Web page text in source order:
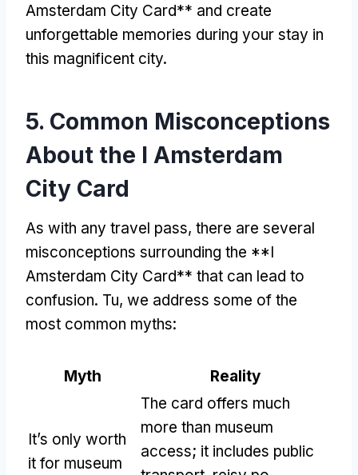
Amsterdam City Card** and create
unforgettable memories during your stay in
this magnificent city.
5. Common Misconceptions
About the I Amsterdam
City Card
As with any travel pass, there are several
misconceptions surrounding the **I
Amsterdam City Card** that can lead to
confusion. Tu, we address some of the
most common myths:
Myth Reality
It’s only worth
it for museum
The card offers much
more than museum
access; it includes public